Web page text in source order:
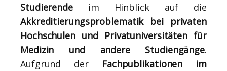
Studierendeim Hinblick auf die
Akkreditierungsproblematik bei privaten
Hochschulen und Privatuniversitäten für
Medizin und andere Studiengänge.
Aufgrund der Fachpublikationen im